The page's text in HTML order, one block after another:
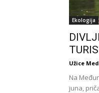
Ekologija
Užice
Na
juna,